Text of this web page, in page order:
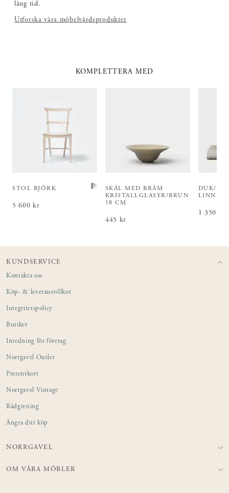
lång tid.
Utforska våra möbelvårdsprodukter
KOMPLETTERA MED
STOL BJÖRK
Pris:5 600 kr
5 600 kr
SKÅL MED BRÄM
KRISTALLGLASYR/BRUN
18 CM
Pris :445 kr
445 kr
DUK/
LINNE
Pris:1
1 350 kr
KUNDSERVICE
Kontakta oss
Köp- & leveransvillkor
Integritetspolicy
Butiker
Inredning för företag
Norrgavel Outlet
Presentkort
Norrgavel Vintage
Rådgivning
Ångra ditt köp
NORRGAVEL
OM VÅRA MÖBLER